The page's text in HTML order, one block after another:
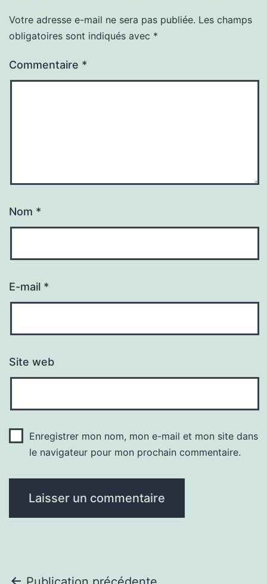
Votre adresse e-mail ne sera pas publiée. Les champs
obligatoires sont indiqués avec *
Commentaire *
Nom *
E-mail *
Site web
Enregistrer mon nom, mon e-mail et mon site dans
le navigateur pour mon prochain commentaire.